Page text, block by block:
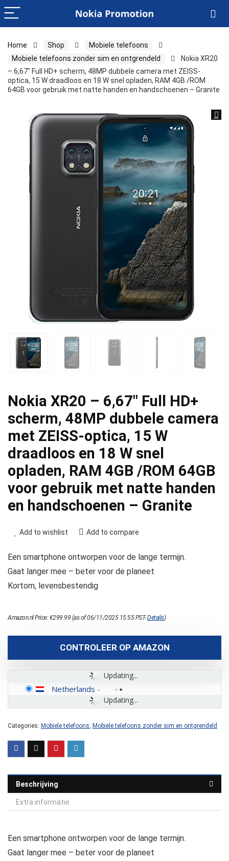
Home Shop
Mobiele telefoons
Mobiele telefoons zonder sim en ontgrendeld
Nokia XR20
– 6,67″ Full HD+ scherm, 48MP dubbele camera met ZEISS-
optica, 15 W draadloos en 18 W snel opladen, RAM 4GB /ROM
64GB voor gebruik met natte handen en handschoenen – Granite
Nokia XR20 – 6,67″ Full HD+
scherm, 48MP dubbele camera
met ZEISS-optica, 15 W
draadloos en 18 W snel
opladen, RAM 4GB /ROM 64GB
voor gebruik met natte handen
en handschoenen – Granite
Add to wishlist Add to compare
Een smartphone ontworpen voor de lange termijn.
Gaat langer mee – beter voor de planeet
Kortom, levensbestendig
Amazon.nl Price:€299.99 (as of 06/11/2025 15:55 PST-Details)
CONTROLEER OP AMAZON
Updating...
Updating...
Netherlands -
Categories: Mobiele telefoons Mobiele telefoons zonder sim en ontgrendeld
Beschrijving
Extra informatie
Een smartphone ontworpen voor de lange termijn.
Gaat langer mee – beter voor de planeet